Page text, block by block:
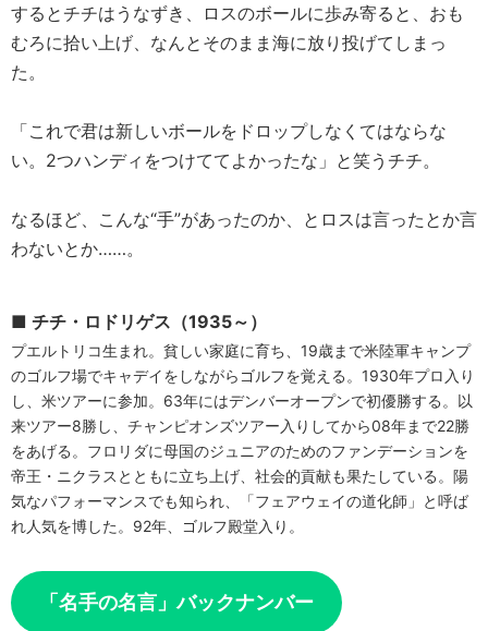
するとチチはうなずき、ロスのボールに歩み寄ると、おも
むろに拾い上げ、なんとそのまま海に放り投げてしまっ
た。
「これで君は新しいボールをドロップしなくてはならな
い。2つハンディをつけててよかったな」と笑うチチ。
なるほど、こんな“手”があったのか、とロスは言ったとか言
わないとか……。
■ チチ・ロドリゲス（1935～）
プエルトリコ生まれ。貧しい家庭に育ち、19歳まで米陸軍キャンプ
のゴルフ場でキャデイをしながらゴルフを覚える。1930年プロ入り
し、米ツアーに参加。63年にはデンバーオープンで初優勝する。以
来ツアー8勝し、チャンピオンズツアー入りしてから08年まで22勝
をあげる。フロリダに母国のジュニアのためのファンデーションを
帝王・ニクラスとともに立ち上げ、社会的貢献も果たしている。陽
気なパフォーマンスでも知られ、「フェアウェイの道化師」と呼ば
れ人気を博した。92年、ゴルフ殿堂入り。
「名手の名言」バックナンバー